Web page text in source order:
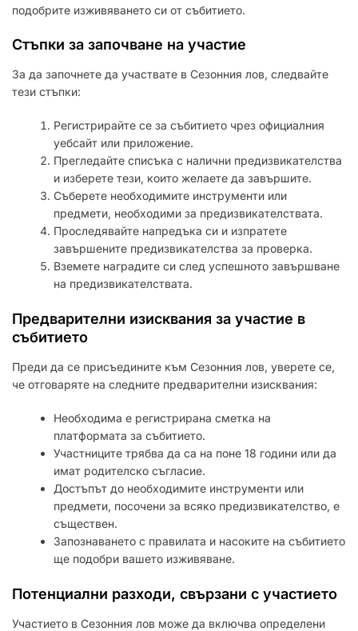
подобрите изживяването си от събитието.
Стъпки за започване на участие
За да започнете да участвате в Сезонния лов, следвайте
тези стъпки:
Регистрирайте се за събитието чрез официалния
уебсайт или приложение.
Прегледайте списъка с налични предизвикателства
и изберете тези, които желаете да завършите.
Съберете необходимите инструменти или
предмети, необходими за предизвикателствата.
Проследявайте напредъка си и изпратете
завършените предизвикателства за проверка.
Вземете наградите си след успешното завършване
на предизвикателствата.
Предварителни изисквания за участие в
събитието
Преди да се присъедините към Сезонния лов, уверете се,
че отговаряте на следните предварителни изисквания:
Необходима е регистрирана сметка на
платформата за събитието.
Участниците трябва да са на поне 18 години или да
имат родителско съгласие.
Достъпът до необходимите инструменти или
предмети, посочени за всяко предизвикателство, е
съществен.
Запознаването с правилата и насоките на събитието
ще подобри вашето изживяване.
Потенциални разходи, свързани с участието
Участието в Сезонния лов може да включва определени